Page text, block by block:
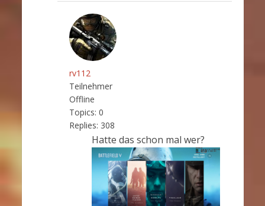
rv112
Teilnehmer
Offline
Topics: 0
Replies: 308
Hatte das schon mal wer?